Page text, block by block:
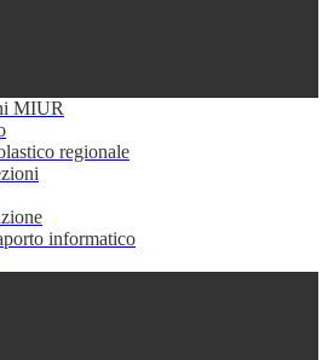
MIUR
regionale
informatico